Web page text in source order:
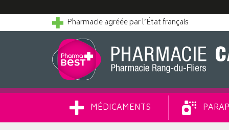
Pharmacie agréée par l’État français
MÉDICAMENTS